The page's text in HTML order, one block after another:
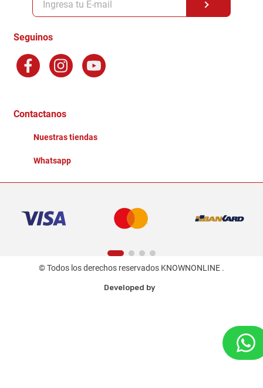
Formas de Pago
Terminos y Condiciones
Factura Electronica
Ganadores - Promociones
Seguinos
Contactanos
Nuestras tiendas
Whatsapp
© Todos los derechos reservados KNOWNONLINE .
Developed by